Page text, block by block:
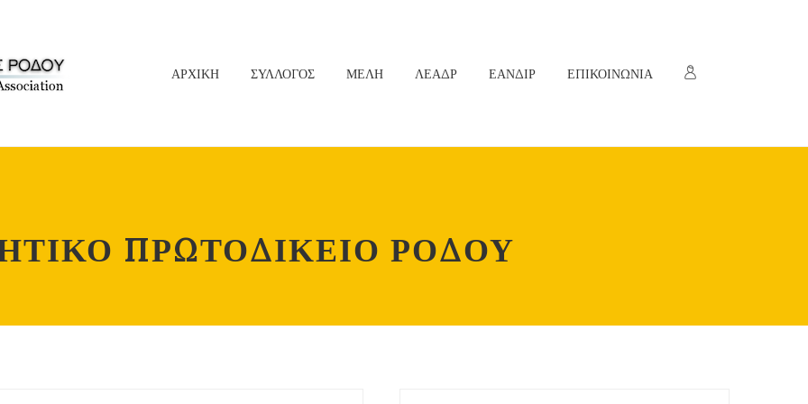
ΑΡΧΙΚΗ ΣΥΛΛΟΓΟΣ ΜΕΛΗ ΛΕΑΔΡ ΕΑΝΔΙΡ ΕΠΙΚΟΙΝΩΝΙΑ
ΠΡΩΤΟΔΙΚΕΙΟ ΡΟΔΟΥ